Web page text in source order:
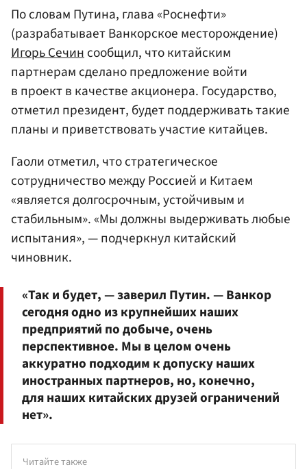
По словам Путина, глава «Роснефти»
(разрабатывает Ванкорское месторождение)
Игорь Сечинсообщил, что китайским
партнерам сделано предложение войти
в проект в качестве акционера. Государство,
отметил президент, будет поддерживать такие
планы и приветствовать участие китайцев.
Гаоли отметил, что стратегическое
сотрудничество между Россией и Китаем
«является долгосрочным, устойчивым и
стабильным». «Мы должны выдерживать любые
испытания», — подчеркнул китайский
чиновник.
«Так и будет, — заверил Путин. — Ванкор
сегодня одно из крупнейших наших
предприятий по добыче, очень
перспективное. Мы в целом очень
аккуратно подходим к допуску наших
иностранных партнеров, но, конечно,
для наших китайских друзей ограничений
нет».
Читайте также